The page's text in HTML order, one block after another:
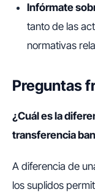
Infórmate
tanto de las
normativas
Preguntas
¿Cuál es la
transferencia
A diferencia de
los suplidos